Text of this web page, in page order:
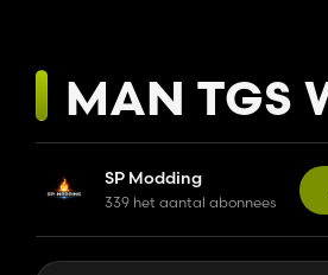
MAN TGS
SP Modding
339 het aantal abonnees